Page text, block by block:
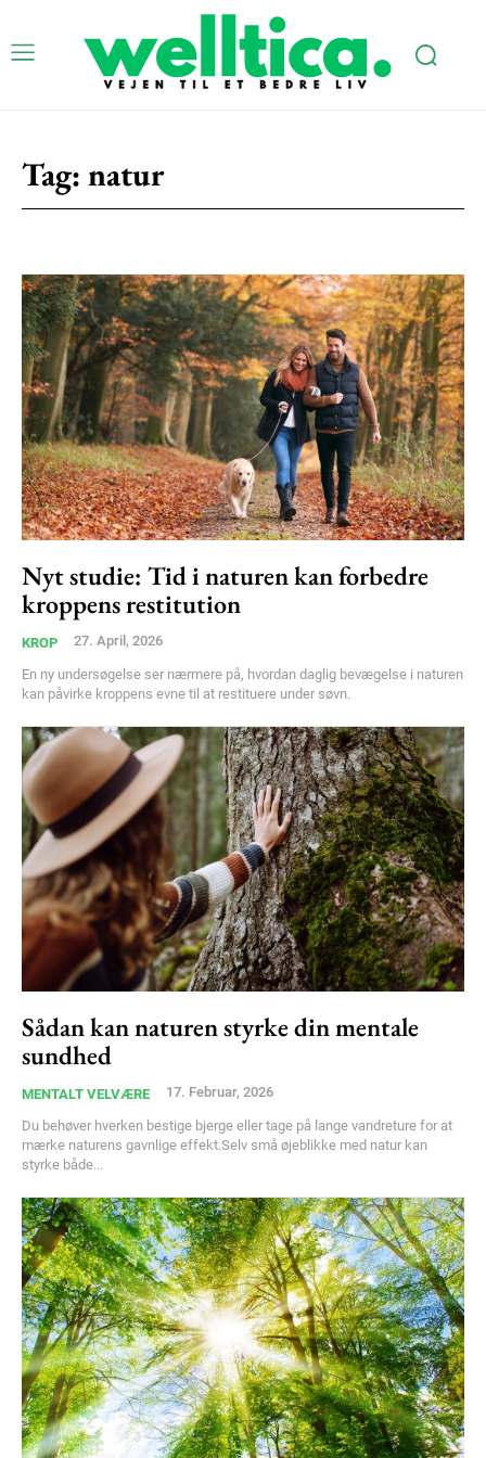
Subscription Plans
Tag: natur
Nyt studie: Tid i naturen kan forbedre
kroppens restitution
KROP 27. April, 2026
En ny undersøgelse ser nærmere på, hvordan daglig bevægelse i naturen
kan påvirke kroppens evne til at restituere under søvn.
Sådan kan naturen styrke din mentale
sundhed
MENTALT VELVÆRE 17. Februar, 2026
Du behøver hverken bestige bjerge eller tage på lange vandreture for at
mærke naturens gavnlige effekt.Selv små øjeblikke med natur kan
styrke både...